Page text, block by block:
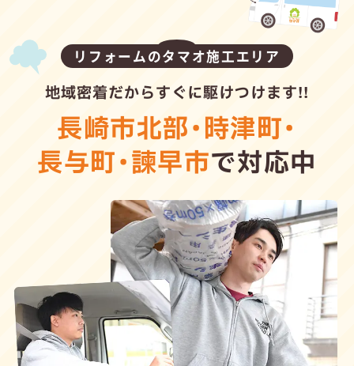
リフォームのタマオ施工エリア
地域密着だからすぐに駆けつけます!!
長崎市北部・時津町・
長与町・諫早市で対応中